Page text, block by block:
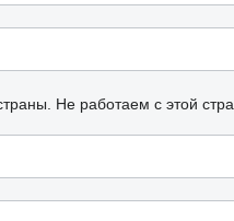
Не работаем с этой